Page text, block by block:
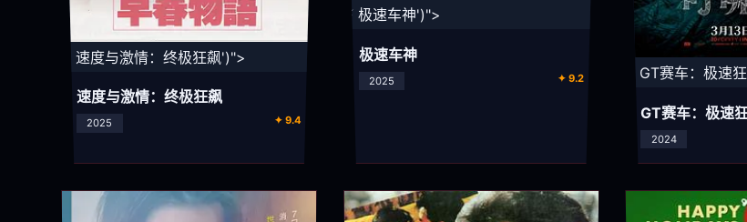
⚡ 速度与激情：终极狂飙')">
速度与激情：终极狂飙
2025 ✦ 9.4
⚡ 极速车神')">
极速车神
2025 ✦ 9.2 ⚡ GT赛车：极速
GT赛车：极速
2024